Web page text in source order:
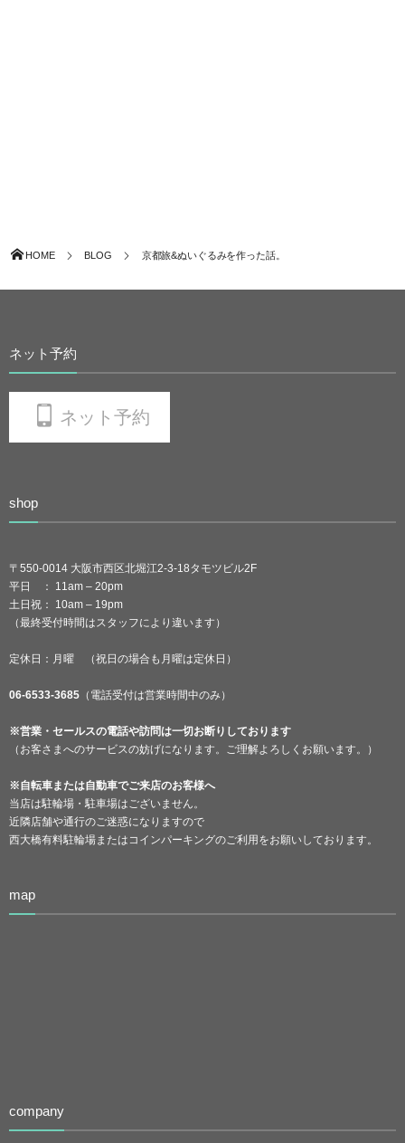
HOME BLOG 京都旅&ぬいぐるみを作った話。
ネット予約
ネット予約
shop
〒550-0014 大阪市西区北堀江2-3-18タモツビル2F
平日 ： 11am – 20pm
土日祝： 10am – 19pm
（最終受付時間はスタッフにより違います）
定休日：月曜 （祝日の場合も月曜は定休日）
06-6533-3685 （電話受付は営業時間中のみ）
※営業・セールスの電話や訪問は一切お断りしております
（お客さまへのサービスの妨げになります。ご理解よろしくお願います。）
※自転車または自動車でご来店のお客様へ
当店は駐輪場・駐車場はございません。
近隣店舗や通行のご迷惑になりますので
西大橋有料駐輪場またはコインパーキングのご利用をお願いしております。
map
company